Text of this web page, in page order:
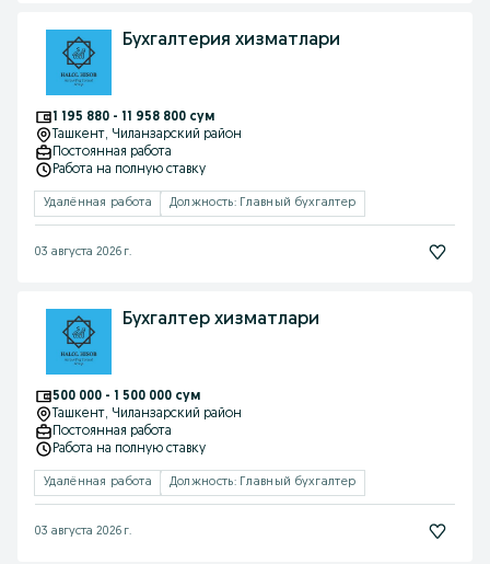
Бухгалтерия хизматлари
1 195 880 - 11 958 800 сум
Ташкент, Чиланзарский район
Постоянная работа
Работа на полную ставку
Удалённая работа Должность: Главный бухгалтер
03 августа 2026 г.
Бухгалтер хизматлари
500 000 - 1 500 000 сум
Ташкент, Чиланзарский район
Постоянная работа
Работа на полную ставку
Удалённая работа Должность: Главный бухгалтер
03 августа 2026 г.